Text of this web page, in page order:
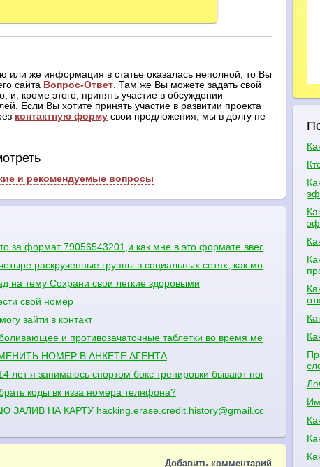
же информация в статье оказалась неполной, то Вы
сайта Вопрос-Ответ . Там же Вы можете задать свой
и, кроме этого, принять участие в обсуждении
Если Вы хотите принять участие в развитии проекта
контактную форму свои предложения, мы в долгу не
и рекомендуемые вопросы
ничего не помогает и когда я ввожу номер у которому
дома?
за формат 79056543201,и как мне в это формате ввести свой
раскрученные группы в социальных сетях, как можно на них
на тему Сохрани свои легкие здоровыми
свой номер
зайти в контакт
и противозачаточные таблетки во время месячных
НОМЕР В АНКЕТЕ АГЕНТА
лет я занимаюсь спортом бокс тренировки бывают
коды вк изза номера телнфона?
ЗАЛИВ НА КАРТУ hacking.erase.credit.history@gmail.com
Добавить комментарий